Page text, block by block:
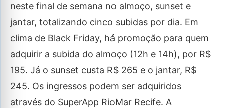
neste final de semana no almoço, sunset e
jantar, totalizando cinco subidas por dia. Em
clima de Black Friday, há promoção para quem
adquirir a subida do almoço (12h e 14h), por R$
195. Já o sunset custa R$ 265 e o jantar, R$
245. Os ingressos podem ser adquiridos
através do SuperApp RioMar Recife. A